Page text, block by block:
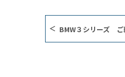
BMW３シリーズ